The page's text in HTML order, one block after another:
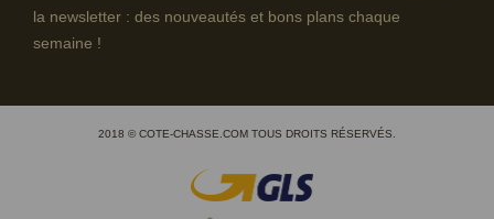
la newsletter : des nouveautés et bons plans chaque
semaine !
2018 © COTE-CHASSE.COM TOUS DROITS RÉSERVÉS.